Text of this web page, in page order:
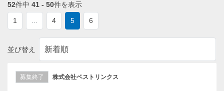
52件中 41 - 50件を表示
1
4 5 6
並び替え
募集終了 株式会社ベストリンクス